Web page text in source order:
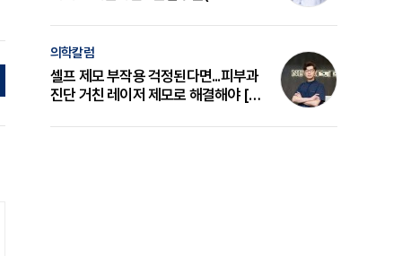
의학칼럼
셀프 제모 부작용 걱정된다면...피부과
진단 거친 레이저 제모로 해결해야 [변